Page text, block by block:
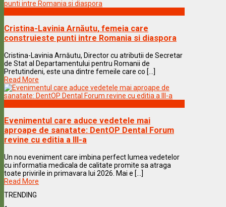
Cristina-Lavinia Arnăutu, femeia care
construieste punti intre Romania si diaspora
Cristina-Lavinia Arnăutu, Director cu atributii de Secretar
de Stat al Departamentului pentru Romanii de
Pretutindeni, este una dintre femeile care co [...]
Read More
Evenimentul care aduce vedetele mai
aproape de sanatate: DentOP Dental Forum
revine cu editia a III-a
Un nou eveniment care imbina perfect lumea vedetelor
cu informatia medicala de calitate promite sa atraga
toate privirile in primavara lui 2026. Mai e [...]
Read More
TRENDING